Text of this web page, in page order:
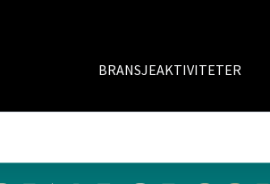
BRANSJEAKTIVITETER